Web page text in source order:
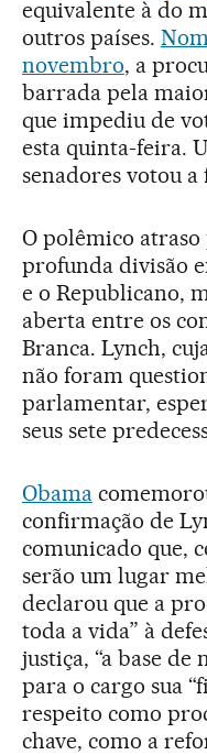
equivalente à do
outros países.
novembro, a
barrada pela
que impediu de
esta quinta-feira.
senadores votou a
O polêmico
profunda divisão
e o Republicano,
aberta entre os
Branca. Lynch,
não foram
parlamentar,
seus sete
Obama
confirmação de
comunicado que,
serão um lugar
declarou que a
toda a vida” à
justiça, “a base de
para o cargo sua
respeito como
chave, como a